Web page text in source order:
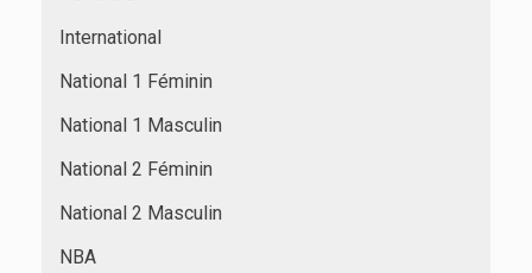
International
National 1 Féminin
National 1 Masculin
National 2 Féminin
National 2 Masculin
NBA